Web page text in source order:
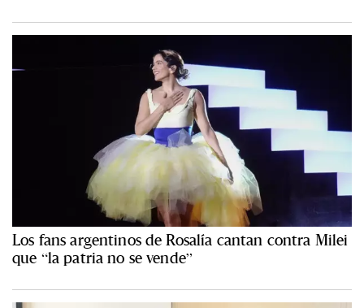
Los fans argentinos de Rosalía cantan contra Milei
que “la patria no se vende”